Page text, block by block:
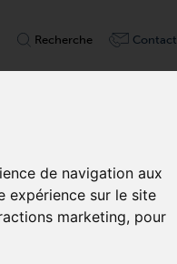
de navigation aux
expérience sur le site
marketing, pour
Recherche Contact